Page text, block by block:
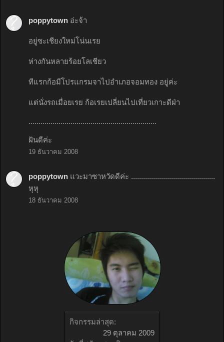
กิจกรรมล่าสุด:
29 ตุลาคม 2009
poppytown อ่ะจ้า
อยู่ซะเชียงใหม่โน่นเรย
ห่างกันหลายร้อยโลเชียว
ทีแรกก้อมีโปรแกรมจาไปอำเภอจอมทอง อยู่ค่ะ
แต่นั่งรถเมื่อยเรย ก้อเรยเปลี่ยนไปเที่ยวเกาะดีฝ่า
................................................................
ฝันดีค่ะ
19 ธันวาคม 2008
poppytown แวะมาซาหวัดดีค่ะ ..........................................
หุหุ
18 ธันวาคม 2008